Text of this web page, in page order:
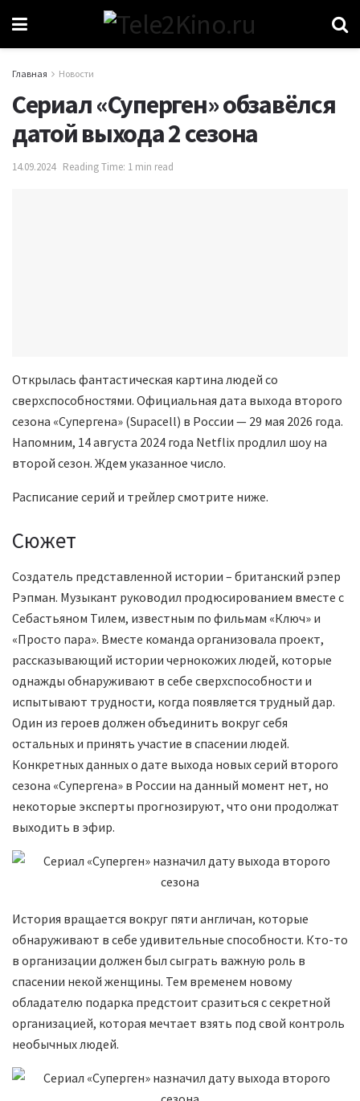
Главная Новости
Сериал «Суперген» обзавёлся
датой выхода 2 сезона
14.09.2024 Reading Time: 1 min read
Открылась фантастическая картина людей со
сверхспособностями. Официальная дата выхода второго
сезона «Супергена» (Supacell) в России — 29 мая 2026 года.
Напомним, 14 августа 2024 года Netflix продлил шоу на
второй сезон. Ждем указанное число.
Расписание серий и трейлер смотрите ниже.
Сюжет
Создатель представленной истории – британский рэпер
Рэпман. Музыкант руководил продюсированием вместе с
Себастьяном Тилем, известным по фильмам «Ключ» и
«Просто пара». Вместе команда организовала проект,
рассказывающий истории чернокожих людей, которые
однажды обнаруживают в себе сверхспособности и
испытывают трудности, когда появляется трудный дар.
Один из героев должен объединить вокруг себя
остальных и принять участие в спасении людей.
Конкретных данных о дате выхода новых серий второго
сезона «Супергена» в России на данный момент нет, но
некоторые эксперты прогнозируют, что они продолжат
выходить в эфир.
История вращается вокруг пяти англичан, которые
обнаруживают в себе удивительные способности. Кто-то
в организации должен был сыграть важную роль в
спасении некой женщины. Тем временем новому
обладателю подарка предстоит сразиться с секретной
организацией, которая мечтает взять под свой контроль
необычных людей.